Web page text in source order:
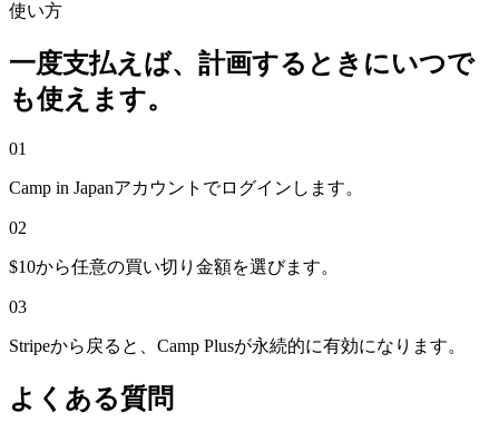
使い方
一度支払えば、計画するときにいつで
も使えます。
01
Camp in Japanアカウントでログインします。
02
$10から任意の買い切り金額を選びます。
03
Stripeから戻ると、Camp Plusが永続的に有効になります。
よくある質問